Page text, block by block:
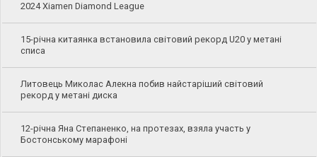
2024 Xiamen Diamond League
15-річна китаянка встановила світовий рекорд U20 у метані
списа
Литовець Миколас Алекна побив найстаріший світовий
рекорд у метані диска
12-річна Яна Степаненко, на протезах, взяла участь у
Бостонському марафоні